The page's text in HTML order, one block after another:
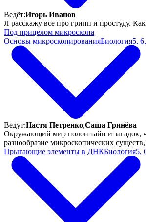
Ведёт:Игорь Иванов
Я расскажу все про грипп и простуду.
Под прицелом микроскопа
Основы микроскопированияБиология5,
Ведут:Настя Петренко,Саша Гринёва
Окружающий мир полон тайн и загадок,
разнообразие микроскопических
Прыгающие элементы в ДНКБиология5,